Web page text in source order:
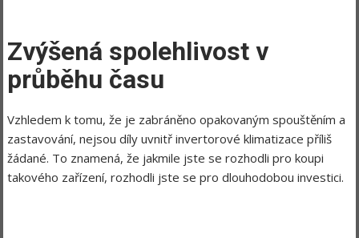
Zvýšená spolehlivost v
průběhu času
Vzhledem k tomu, že je zabráněno opakovaným spouštěním a
zastavování, nejsou díly uvnitř invertorové klimatizace příliš
žádané. To znamená, že jakmile jste se rozhodli pro koupi
takového zařízení, rozhodli jste se pro dlouhodobou investici.